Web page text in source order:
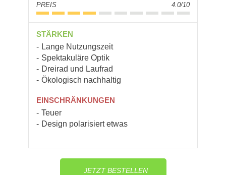
PREIS 4.0/10
STÄRKEN
Lange Nutzungszeit
Spektakuläre Optik
Dreirad und Laufrad
Ökologisch nachhaltig
EINSCHRÄNKUNGEN
Teuer
Design polarisiert etwas
JETZT BESTELLEN